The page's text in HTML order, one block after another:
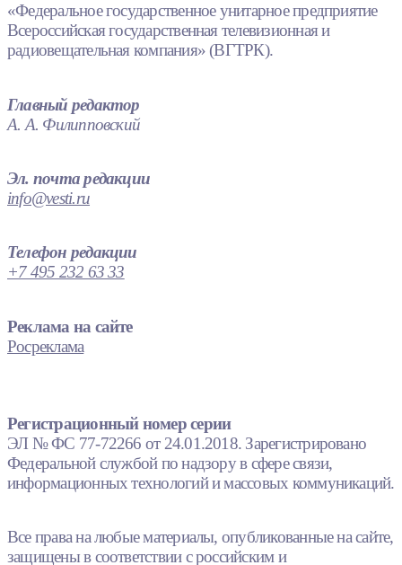
«Федеральное государственное унитарное предприятие
Всероссийская государственная телевизионная и
радиовещательная компания» (ВГТРК).
Главный редактор
А. А. Филипповский
Эл. почта редакции
info@vesti.ru
Телефон редакции
+7 495 232 63 33
Реклама на сайте
Росреклама
Регистрационный номер серии
ЭЛ № ФС 77-72266 от 24.01.2018. Зарегистрировано
Федеральной службой по надзору в сфере связи,
информационных технологий и массовых коммуникаций.
Все права на любые материалы, опубликованные на сайте,
защищены в соответствии с российским и